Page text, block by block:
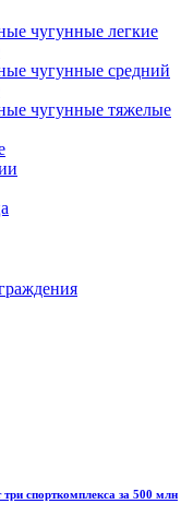
чугунные легкие
чугунные средний
чугунные тяжелые
три спорткомплекса за 500 млн